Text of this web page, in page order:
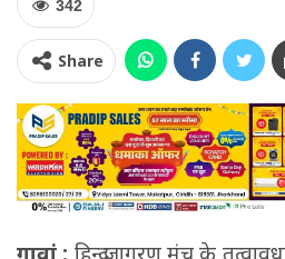
342
Share
गावां : हिन्दु जागरण मंच के